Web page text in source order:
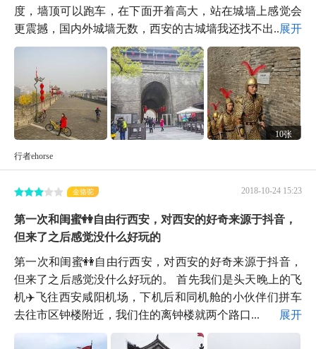
度，墙顶可以跑车，在下面开着高大，站在城墙上感觉会
更震撼，国内外城墙无数，西安的古城墙我还找不出...展开
10张
行者ehorse
2018-10-24 15:23
金骆驼
第一次和闺蜜👭自由行西安，对西安的好奇来源于抖音，
但来了之后感觉没什么好玩的
第一次和闺蜜👭自由行西安，对西安的好奇来源于抖音，
但来了之后感觉没什么好玩的。 首先我们是头天晚上的飞
机✈️飞往西安咸阳机场，下机后和同机舱的小伙伴们拼车
去往市区钟楼附近，我们住的离钟楼就两个路口...
展开